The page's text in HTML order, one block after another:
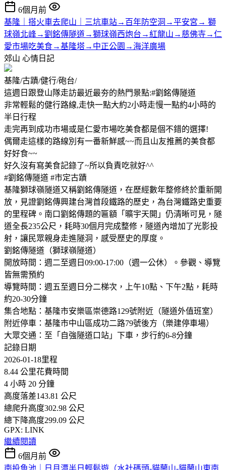
6個月前
基隆｜搭火車去爬山｜三坑車站→百年防空洞→平安宮→ 獅
球嶺北峰→劉銘傳隧道→獅球嶺西炮台→紅龍山→慈佛寺→仁
愛市場吃美食→基隆塔→中正公園→海洋廣場
郊山 心情日記
基隆/古蹟/健行/砲台/
這週日跟登山隊走訪最近最夯的熱門景點:#劉銘傳隧道
非常輕鬆的健行路線,走快一點大約2小時走慢一點約4小時的
半日行程
走完再到成功市場或是仁愛市場吃美食都是個不錯的選擇!
偶爾走這樣的路線別有一番新鮮感~~而且山友推薦的美食都
好好食~~
好久沒有寫美食記錄了~所以負責吃就好^^
#劉銘傳隧道 #市定古蹟
基隆獅球嶺隧道又稱劉銘傳隧道，在歷經數年整修終於重新開
放，見證劉銘傳興建台灣首段鐵路的歷史，為台灣鐵路史重要
的里程碑。南口劉銘傳題的匾額「曠宇天開」仍清晰可見，隧
道全長235公尺，耗時30個月完成整修，隧道內增加了光影投
射，讓民眾親身走進隧洞，感受歷史的厚度。
劉銘傳隧道（獅球嶺隧道）
開放時間：週二至週日09:00-17:00（週一公休）。參觀、導覽
皆無需預約
導覽時間：週五至週日分二梯次，上午10點、下午2點，耗時
約20-30分鐘
集合地點：基隆市安樂區崇德路129號附近（隧道外值班室）
附近停車：基隆市中山區成功二路79號後方（樂建停車場）
大眾交通：至「自強隧道口站」下車，步行約6-8分鐘
記錄日期
2026-01-18里程
8.44 公里花費時間
4 小時 20 分鐘
高度落差143.81 公尺
總爬升高度302.98 公尺
總下降高度299.09 公尺
GPX: LINK
繼續閱讀
6個月前
南投魚池｜日月潭半日輕鬆遊（水社碼頭-貓蘭山-貓蘭山東南